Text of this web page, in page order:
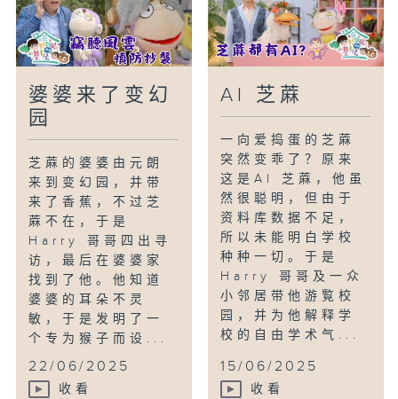
婆婆来了变幻
园
芝蔴的婆婆由元朗
来到变幻园，并带
来了香蕉，不过芝
蔴不在，于是
Harry 哥哥四出寻
访，最后在婆婆家
找到了他。他知道
婆婆的耳朵不灵
敏，于是发明了一
个专为猴子而设...
22/06/2025
收看
AI 芝蔴
一向爱捣蛋的芝蔴
突然变乖了？原来
这是AI 芝蔴，他虽
然很聪明，但由于
资料库数据不足，
所以未能明白学校
种种一切。于是
Harry 哥哥及一众
小邻居带他游覧校
园，并为他解释学
校的自由学术气...
15/06/2025
收看